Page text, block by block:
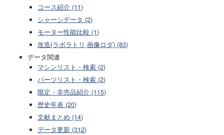
コース紹介 (11)
シャーシデータ (2)
モーター性能比較 (1)
改造(ラボラトリ,画像ロダ) (83)
データ関連
マシンリスト・検索 (2)
パーツリスト・検索 (2)
限定・非売品紹介 (115)
歴史年表 (20)
文献まとめ (14)
データ更新 (312)